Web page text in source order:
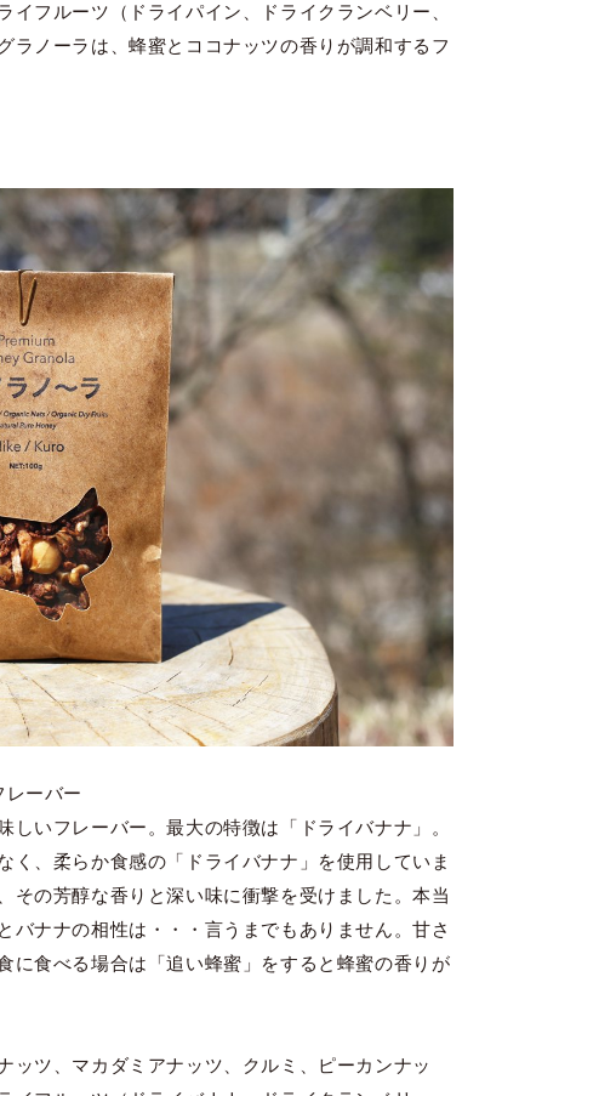
フルーツ（ドライパイン、ドライクランベリー、
ラノーラは、蜂蜜とココナッツの香りが調和するフ
レーバー
しいフレーバー。最大の特徴は「ドライバナナ」。
く、柔らか食感の「ドライバナナ」を使用していま
その芳醇な香りと深い味に衝撃を受けました。本当
バナナの相性は・・・言うまでもありません。甘さ
に食べる場合は「追い蜂蜜」をすると蜂蜜の香りが
ッツ、マカダミアナッツ、クルミ、ピーカンナッ